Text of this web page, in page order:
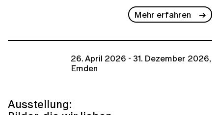
Mehr erfahren
26. April 2026 - 31. Dezember 2026,
Emden
Ausstellung: